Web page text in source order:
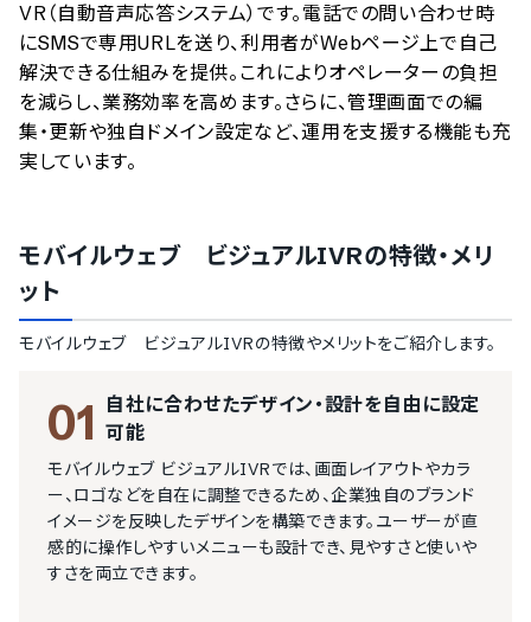
VR（自動音声応答システム）です。電話での問い合わせ時
にSMSで専用URLを送り、利用者がWebページ上で自己
解決できる仕組みを提供。これによりオペレーターの負担
を減らし、業務効率を高めます。さらに、管理画面での編
集・更新や独自ドメイン設定など、運用を支援する機能も充
実しています。
モバイルウェブ ビジュアルIVRの特徴・メリ
ット
モバイルウェブ ビジュアルIVRの特徴やメリットをご紹介します。
01
自社に合わせたデザイン・設計を自由に設定
可能
モバイルウェブ ビジュアルIVRでは、画面レイアウトやカラ
ー、ロゴなどを自在に調整できるため、企業独自のブランド
イメージを反映したデザインを構築できます。ユーザーが直
感的に操作しやすいメニューも設計でき、見やすさと使いや
すさを両立できます。